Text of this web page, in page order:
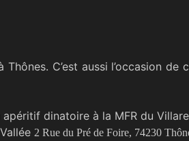
C’est aussi l’occasion
dinatoire à la MFR du
2 Rue du Pré de Foire, 74230